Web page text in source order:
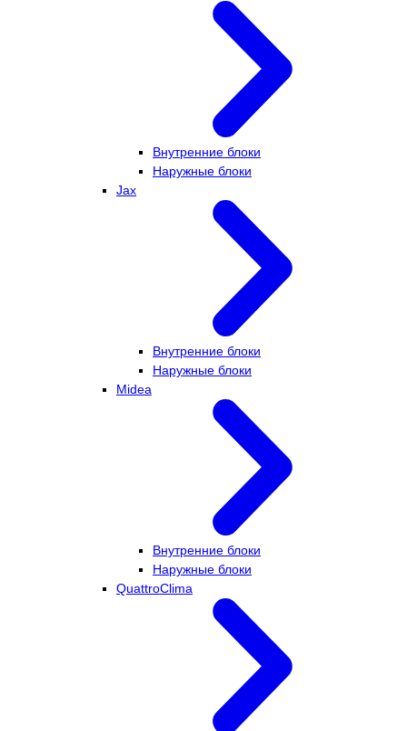
Внутренние блоки
Наружные блоки
Jax
Внутренние блоки
Наружные блоки
Midea
Внутренние блоки
Наружные блоки
QuattroClima